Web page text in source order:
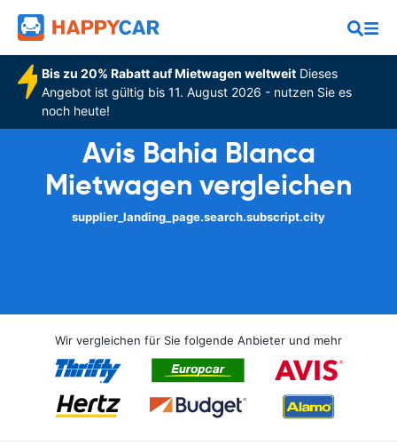
Bis zu 20% Rabatt auf Mietwagen weltweitDieses
Angebot ist gültig bis 11. August 2026 - nutzen Sie es
noch heute!
Avis Bahia Blanca
Mietwagen vergleichen
supplier_landing_page.search.subscript.city
Wir vergleichen für Sie folgende Anbieter und mehr